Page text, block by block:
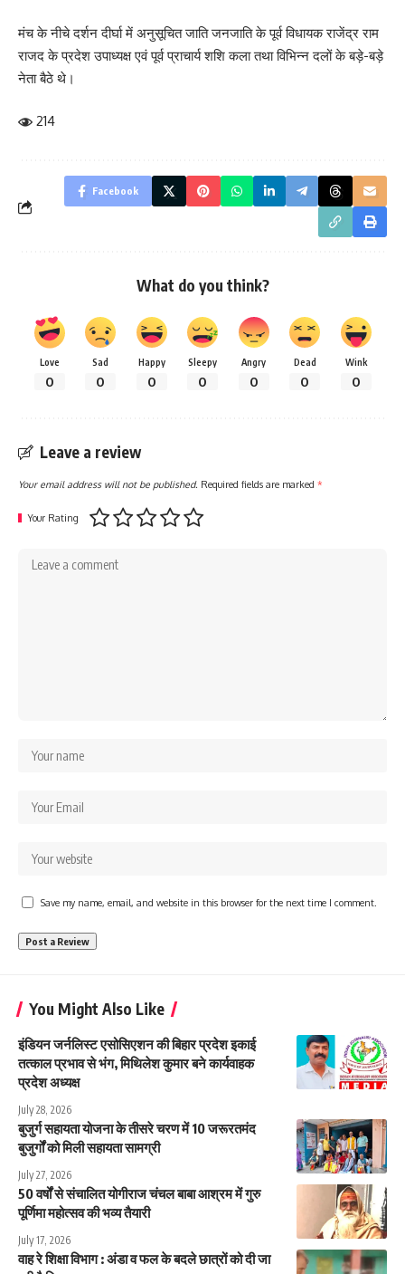
मंच के नीचे दर्शन दीर्घा में अनुसूचित जाति जनजाति के पूर्व विधायक राजेंद्र राम
राजद के प्रदेश उपाध्यक्ष एवं पूर्व प्राचार्य शशि कला तथा विभिन्न दलों के बड़े-बड़े
नेता बैठे थे।
214
Facebook
What do you think?
Love
0
Sad
0
Happy
0
Sleepy
0
Angry
0
Dead
0
Wink
0
Leave a review
Your email address will not be published. Required fields are marked *
Your Rating
Save my name, email, and website in this browser for the next time I comment.
You Might Also Like
इंडियन जर्नलिस्ट एसोसिएशन की बिहार प्रदेश इकाई
तत्काल प्रभाव से भंग, मिथिलेश कुमार बने कार्यवाहक
प्रदेश अध्यक्ष
July 28, 2026
बुजुर्ग सहायता योजना के तीसरे चरण में 10 जरूरतमंद
बुजुर्गों को मिली सहायता सामग्री
July 27, 2026
50 वर्षों से संचालित योगीराज चंचल बाबा आश्रम में गुरु
पूर्णिमा महोत्सव की भव्य तैयारी
July 17, 2026
वाह रे शिक्षा विभाग : अंडा व फल के बदले छात्रों को दी जा